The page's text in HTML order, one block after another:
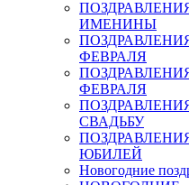
ИМЕНИНЫ
ФЕВРАЛЯ
ФЕВРАЛЯ
СВАДЬБУ
ЮБИЛЕЙ
Новогодние